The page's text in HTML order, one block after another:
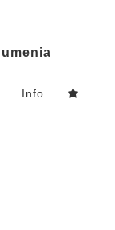
umenia
Info